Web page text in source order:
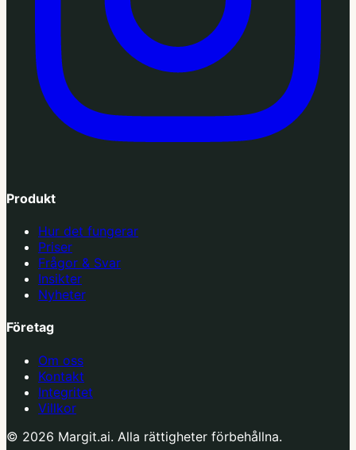
Produkt
Hur det fungerar
Priser
Frågor & Svar
Insikter
Nyheter
Företag
Om oss
Kontakt
Integritet
Villkor
© 2026 Margit.ai. Alla rättigheter förbehållna.